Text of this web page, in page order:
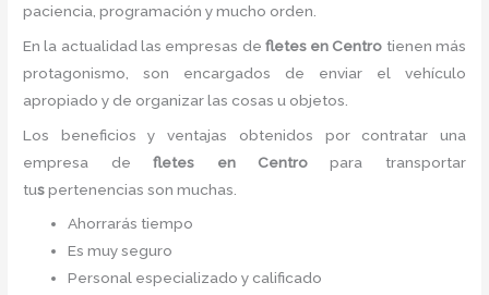
paciencia, programación y mucho orden.
En la actualidad las empresas de fletes en Centro tienen más
protagonismo, son encargados de enviar el vehículo
apropiado y de organizar las cosas u objetos.
Los beneficios y ventajas obtenidos por contratar una
empresa de fletes en Centropara transportar
tuspertenencias son muchas.
Ahorrarás tiempo
Es muy seguro
Personal especializado y calificado